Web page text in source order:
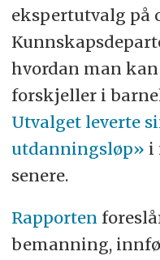
ekspertutvalg på
hvordan man
forskjeller i
Utvalget leverte
utdanningsløp» i
senere.
Rapporten
bemanning,